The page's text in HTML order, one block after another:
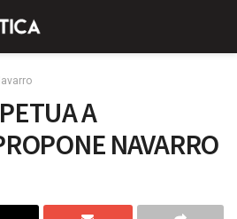
A
NAVARRO